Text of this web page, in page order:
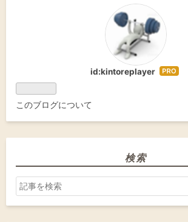
id:kintoreplayer
はて
このブログについて
検索